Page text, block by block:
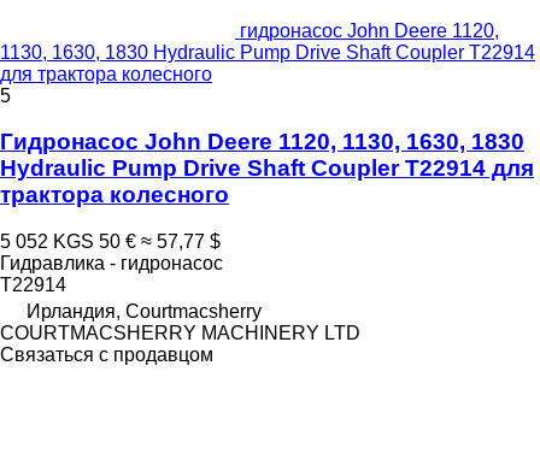
гидронасос John Deere 1120,
1130, 1630, 1830 Hydraulic Pump Drive Shaft Coupler T22914
для трактора колесного
5
Гидронасос John Deere 1120, 1130, 1630, 1830
Hydraulic Pump Drive Shaft Coupler T22914 для
трактора колесного
5 052 KGS 50 € ≈ 57,77 $
Гидравлика - гидронасос
T22914
Ирландия, Courtmacsherry
COURTMACSHERRY MACHINERY LTD
Связаться с продавцом